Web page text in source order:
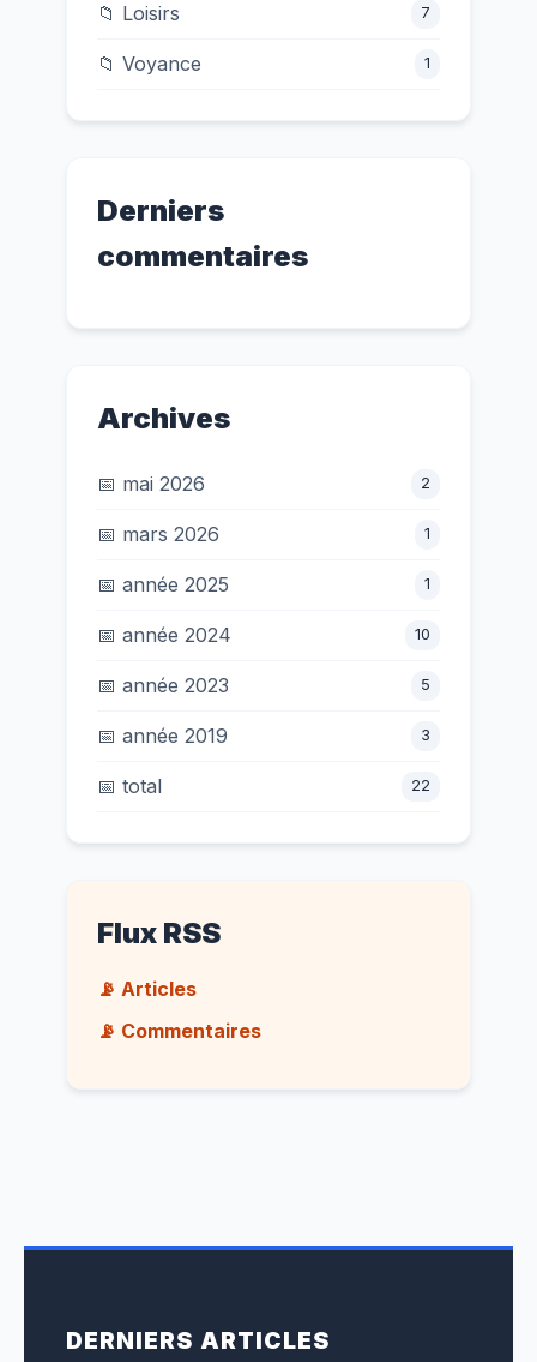
📁 Loisirs 7
📁 Voyance 1
Derniers
commentaires
Archives
📅 mai 2026 2
📅 mars 2026 1
📅 année 2025 1
📅 année 2024 10
📅 année 2023 5
📅 année 2019 3
📅 total 22
Flux RSS
📡 Articles
📡 Commentaires
DERNIERS ARTICLES